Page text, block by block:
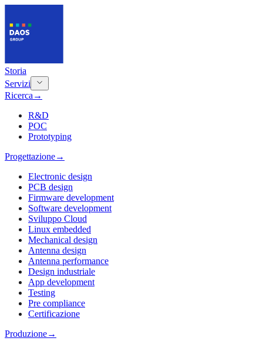
Storia
Servizi
Ricerca →
R&D
POC
Prototyping
Progettazione→
Electronic design
PCB design
Firmware development
Software development
Sviluppo Cloud
Linux embedded
Mechanical design
Antenna design
Antenna performance
Design industriale
App development
Testing
Pre compliance
Certificazione
Produzione→